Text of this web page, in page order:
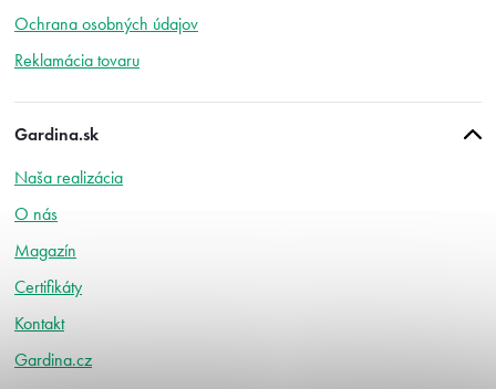
Ochrana osobných údajov
Reklamácia tovaru
Gardina.sk
Naša realizácia
O nás
Magazín
Certifikáty
Kontakt
Gardina.cz